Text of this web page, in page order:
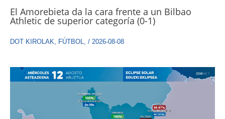
El Amorebieta da la cara frente a un Bilbao
Athletic de superior categoría (0-1)
DOT KIROLAK, FÚTBOL, / 2026-08-08